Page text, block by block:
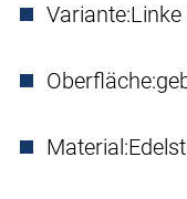
Variante:
Oberfläche:
Material: